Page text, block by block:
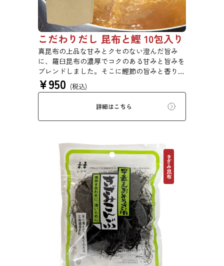
こだわりだし 昆布と鰹 10包入り
真昆布の上品な甘みとクセのない澄んだ旨み
に、羅臼昆布の濃厚でコクのある甘みと旨みを
ブレンドしました。そこに鰹節の旨みと香りを
合わせ、さらに深い味わいのおだしに仕上げま
した。素材そのままの味と香りをお楽しみくだ
さい。鍋物、煮物、汁物、炊き込みご飯などに
¥950 (税込)
詳細はこちら
きざみ昆布